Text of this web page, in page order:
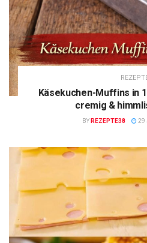
Käsekuchen-Muffins in
cremig &
BY REZEPTE38 29